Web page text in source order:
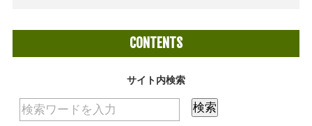
CONTENTS
サイト内検索